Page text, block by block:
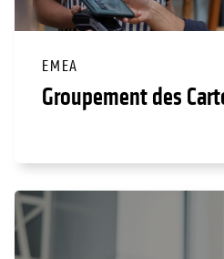
EMEA
Groupement des